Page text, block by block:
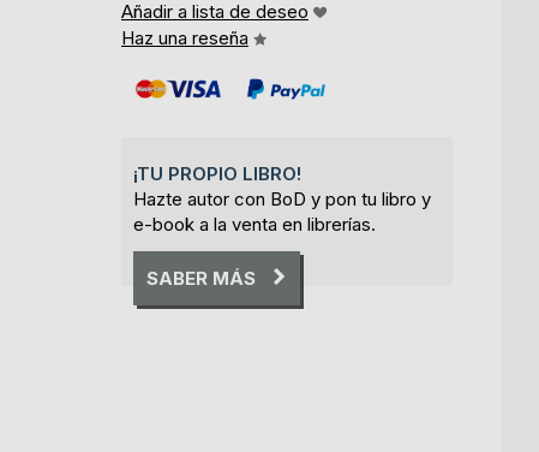
Añadir a lista de deseo
Haz una reseña
¡TU PROPIO LIBRO!
Hazte autor con BoD y pon tu libro y
e-book a la venta en librerías.
SABER MÁS